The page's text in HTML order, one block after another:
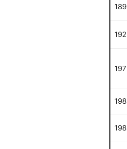
189
192
197
198
198